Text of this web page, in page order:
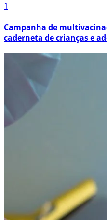
1
Campanha de
caderneta de crianças e